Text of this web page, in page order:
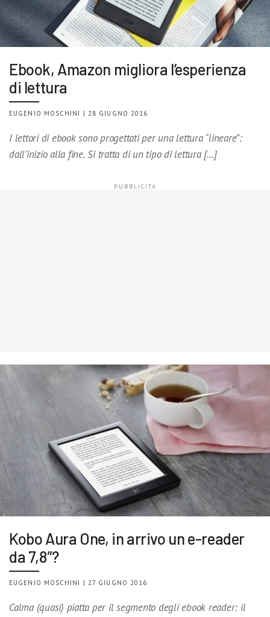
Ebook, Amazon migliora l’esperienza
di lettura
EUGENIO MOSCHINI | 28 GIUGNO 2016
I lettori di ebook sono progettati per una lettura “lineare”:
dall’inizio alla fine. Si tratta di un tipo di lettura […]
Kobo Aura One, in arrivo un e-reader
da 7,8″?
EUGENIO MOSCHINI | 27 GIUGNO 2016
Calma (quasi) piatta per il segmento degli ebook reader: il